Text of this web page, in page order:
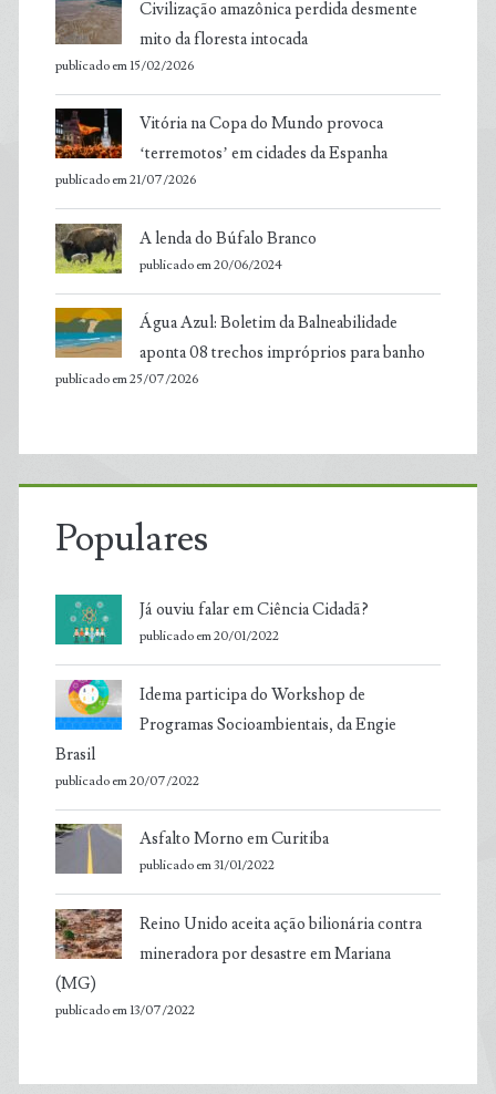
Civilização amazônica perdida desmente
mito da floresta intocada
publicado em 15/02/2026
Vitória na Copa do Mundo provoca
‘terremotos’ em cidades da Espanha
publicado em 21/07/2026
A lenda do Búfalo Branco
publicado em 20/06/2024
Água Azul: Boletim da Balneabilidade
aponta 08 trechos impróprios para banho
publicado em 25/07/2026
Populares
Já ouviu falar em Ciência Cidadã?
publicado em 20/01/2022
Idema participa do Workshop de
Programas Socioambientais, da Engie
Brasil
publicado em 20/07/2022
Asfalto Morno em Curitiba
publicado em 31/01/2022
Reino Unido aceita ação bilionária contra
mineradora por desastre em Mariana
(MG)
publicado em 13/07/2022